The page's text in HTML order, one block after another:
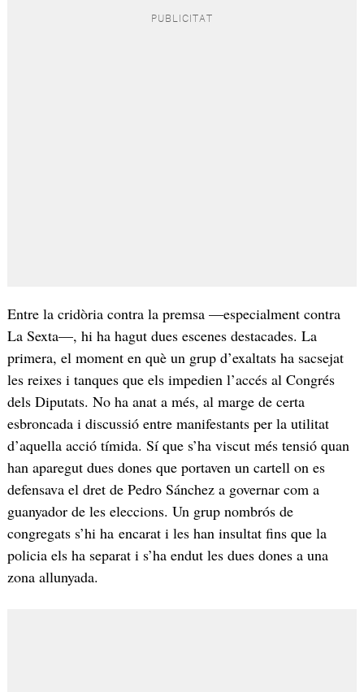
Entre la cridòria contra la premsa —especialment contra
La Sexta—, hi ha hagut dues escenes destacades. La
primera, el moment en què un grup d’exaltats ha sacsejat
les reixes i tanques que els impedien l’accés al Congrés
dels Diputats. No ha anat a més, al marge de certa
esbroncada i discussió entre manifestants per la utilitat
d’aquella acció tímida. Sí que s’ha viscut més tensió quan
han aparegut dues dones que portaven un cartell on es
defensava el dret de Pedro Sánchez a governar com a
guanyador de les eleccions. Un grup nombrós de
congregats s’hi ha encarat i les han insultat fins que la
policia els ha separat i s’ha endut les dues dones a una
zona allunyada.